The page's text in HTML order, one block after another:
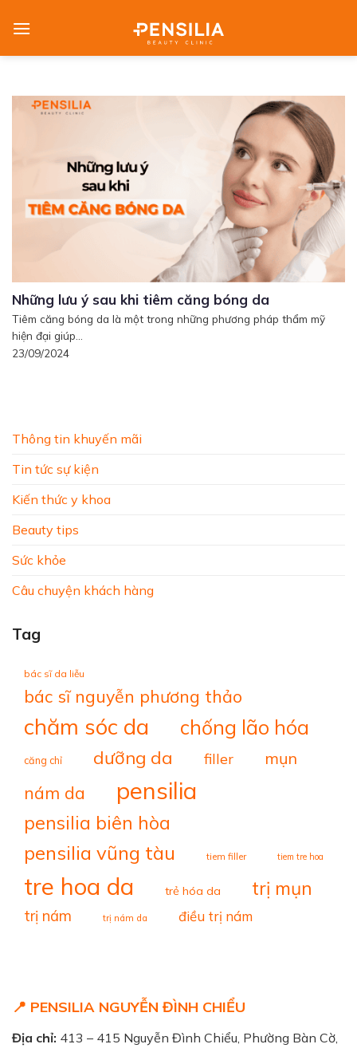
Thông tin khuyến mãi
Tin tức sự kiện
Kiến thức y khoa
Beauty tips
Sức khỏe
Câu chuyện khách hàng
Tag
bác sĩ da liễu
bác sĩ nguyễn phương thảo
chăm sóc da chống lão hóa
căng chỉ dưỡng da filler mụn
nám da pensilia
pensilia biên hòa
pensilia vũng tàu tiem filler tiem tre hoa
tre hoa da trẻ hóa da trị mụn
trị nám trị nám da điều trị nám
Những lưu ý sau khi tiêm căng bóng da
Tiêm căng bóng da là một trong những phương pháp thẩm mỹ
hiện đại giúp...
23/09/2024
📍 PENSILIA NGUYỄN ĐÌNH CHIỂU
Địa chỉ: 413 – 415 Nguyễn Đình Chiểu, Phường Bàn Cờ,